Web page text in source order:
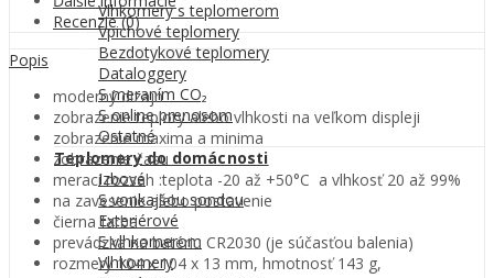
Vlhkomery s teplomerom
Vpichové teplomery
Bezdotykové teplomery
Dataloggery
S meraním CO₂
S online prenosom
Ostatné
Teplomery do domácnosti
Izbové
S vonkajšou sondou
Exteriérové
S vlhkomerom
Vlhkomery
Recenzie (0)
Popis
moderný dizajn
zobrazenie teploty alebo vlhkosti na veľkom displeji
zobrazenie maxima a minima
zobrazenie času
merací rozsah :teplota -20 až +50°C a vlhkosť 20 až 99%
na zavesenie alebo postavenie
čierna farba
prevádzka na batériu CR2030 (je súčasťou balenia)
rozmery 104 x 104 x 13 mm, hmotnosť 143 g,